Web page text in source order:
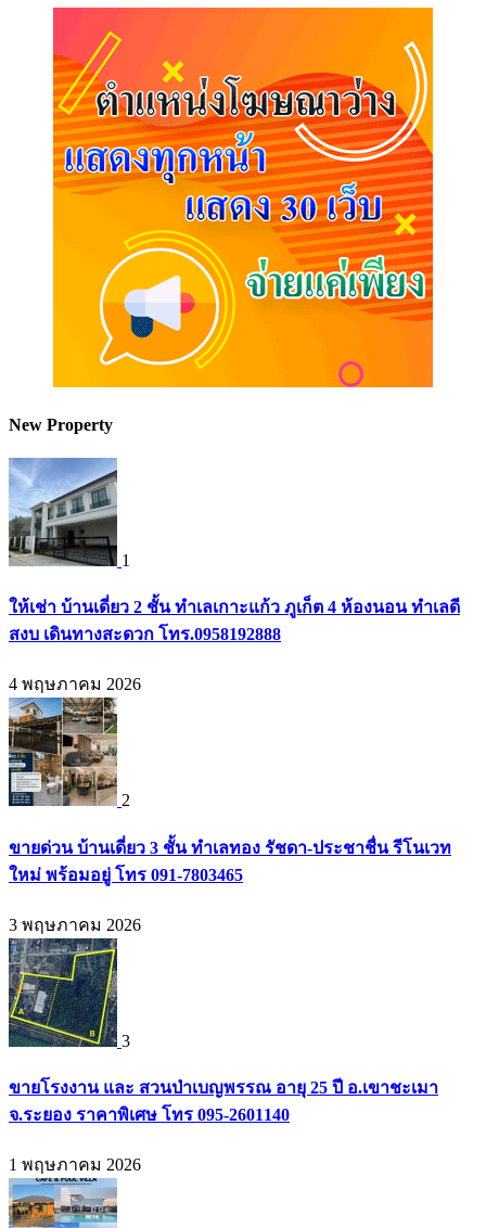
New Property
1
ให้เช่า บ้านเดี่ยว 2 ชั้น ทำเลเกาะแก้ว ภูเก็ต 4 ห้องนอน ทำเลดี
สงบ เดินทางสะดวก โทร.0958192888
4 พฤษภาคม 2026
2
ขายด่วน บ้านเดี่ยว 3 ชั้น ทำเลทอง รัชดา-ประชาชื่น รีโนเวท
ใหม่ พร้อมอยู่ โทร 091-7803465
3 พฤษภาคม 2026
3
ขายโรงงาน และ สวนป่าเบญพรรณ อายุ 25 ปี อ.เขาชะเมา
จ.ระยอง ราคาพิเศษ โทร 095-2601140
1 พฤษภาคม 2026